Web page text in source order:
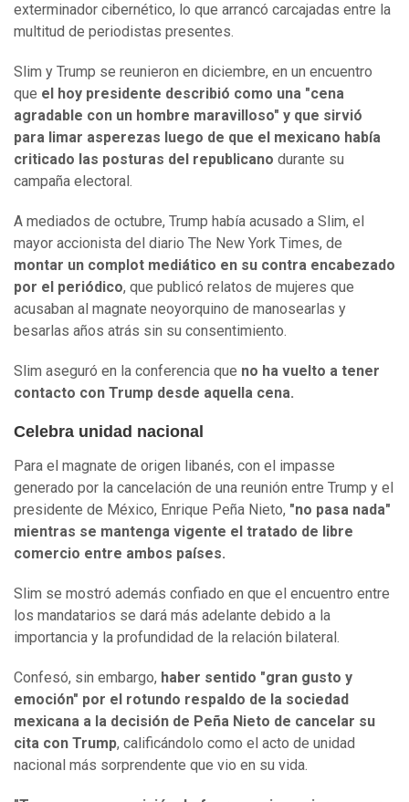
exterminador cibernético, lo que arrancó carcajadas entre la
multitud de periodistas presentes.
Slim y Trump se reunieron en diciembre, en un encuentro
que el hoy presidente describió como una "cena
agradable con un hombre maravilloso" y que sirvió
para limar asperezas luego de que el mexicano había
criticado las posturas del republicano durante su
campaña electoral.
A mediados de octubre, Trump había acusado a Slim, el
mayor accionista del diario The New York Times, de
montar un complot mediático en su contra encabezado
por el periódico, que publicó relatos de mujeres que
acusaban al magnate neoyorquino de manosearlas y
besarlas años atrás sin su consentimiento.
Slim aseguró en la conferencia que no ha vuelto a tener
contacto con Trump desde aquella cena.
Celebra unidad nacional
Para el magnate de origen libanés, con el impasse
generado por la cancelación de una reunión entre Trump y el
presidente de México, Enrique Peña Nieto, "no pasa nada"
mientras se mantenga vigente el tratado de libre
comercio entre ambos países.
Slim se mostró además confiado en que el encuentro entre
los mandatarios se dará más adelante debido a la
importancia y la profundidad de la relación bilateral.
Confesó, sin embargo, haber sentido "gran gusto y
emoción" por el rotundo respaldo de la sociedad
mexicana a la decisión de Peña Nieto de cancelar su
cita con Trump, calificándolo como el acto de unidad
nacional más sorprendente que vio en su vida.